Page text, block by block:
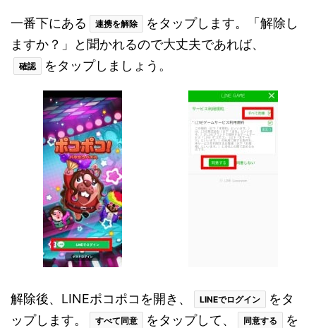
一番下にある 連携を解除
をタップします。「解除し
ますか？」と聞かれるので大丈夫であれば、
確認 をタップしましょう。
解除後、LINEポコポコを開き、 LINEでログイン
をタ
ップします。
すべて同意 をタップして、 同意する
を